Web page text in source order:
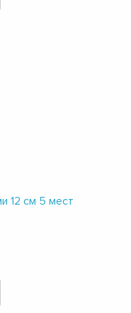
12 см 5 мест